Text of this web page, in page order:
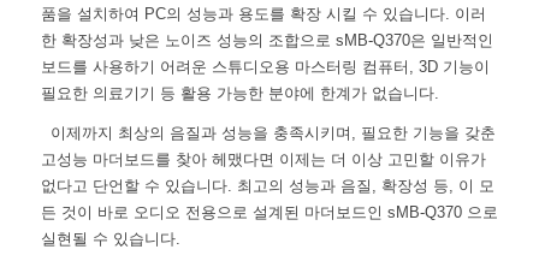
품을 설치하여 PC의 성능과 용도를 확장 시킬 수 있습니다. 이러
한 확장성과 낮은 노이즈 성능의 조합으로 sMB-Q370은 일반적인
보드를 사용하기 어려운 스튜디오용 마스터링 컴퓨터, 3D 기능이
필요한 의료기기 등 활용 가능한 분야에 한계가 없습니다.
이제까지 최상의 음질과 성능을 충족시키며, 필요한 기능을 갖춘
고성능 마더보드를 찾아 헤맸다면 이제는 더 이상 고민할 이유가
없다고 단언할 수 있습니다. 최고의 성능과 음질, 확장성 등, 이 모
든 것이 바로 오디오 전용으로 설계된 마더보드인 sMB-Q370 으로
실현될 수 있습니다.